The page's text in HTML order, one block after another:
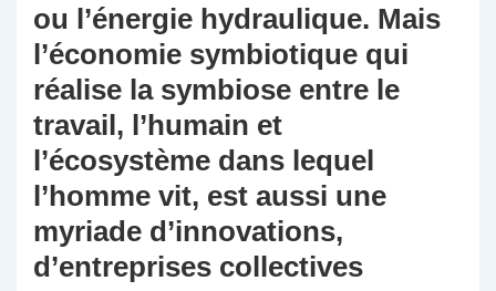
ou l’énergie hydraulique. Mais
l’économie symbiotique qui
réalise la symbiose entre le
travail, l’humain et
l’écosystème dans lequel
l’homme vit, est aussi une
myriade d’innovations,
d’entreprises collectives